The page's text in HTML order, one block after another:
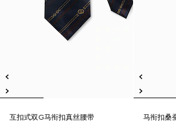
互扣式双G马衔扣真丝腰带
马衔扣桑